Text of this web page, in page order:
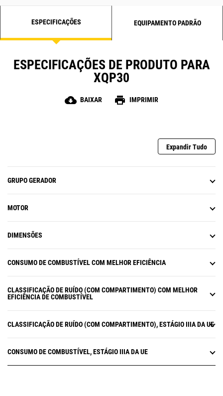
ESPECIFICAÇÕES EQUIPAMENTO PADRÃO
ESPECIFICAÇÕES DE PRODUTO PARA
XQP30
cloud_download BAIXAR print IMPRIMIR
Expandir Tudo
GRUPO GERADOR
MOTOR
DIMENSÕES
CONSUMO DE COMBUSTÍVEL COM MELHOR EFICIÊNCIA
CLASSIFICAÇÃO DE RUÍDO (COM COMPARTIMENTO) COM MELHOR
EFICIÊNCIA DE COMBUSTÍVEL
CLASSIFICAÇÃO DE RUÍDO (COM COMPARTIMENTO), ESTÁGIO IIIA DA UE
CONSUMO DE COMBUSTÍVEL, ESTÁGIO IIIA DA UE